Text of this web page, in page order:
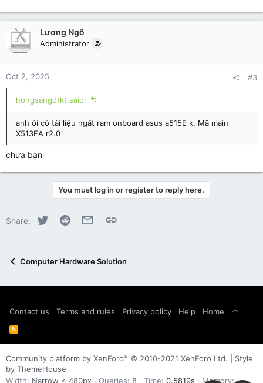
Lương Ngô
Administrator
Oct 2, 2025 #3
hongsangdtkt said:
anh ới có tài liệu ngắt ram onboard asus a515E k. Mã main
X513EA r2.0
chưa bạn
You must log in or register to reply here.
Share: Twitter Reddit Email
Computer Hardware Solution
Contact us Terms and rules Privacy policy Help Home
R
S
Community platform by XenForo® © 2010-2021 XenForo Ltd.
Style
by ThemeHouse
Width
Queries 8 Time 0.5819s Memory